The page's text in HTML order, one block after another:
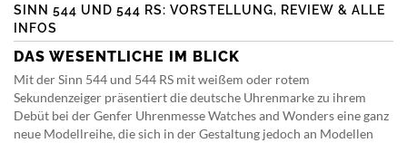
SINN 544 UND 544 RS: VORSTELLUNG, REVIEW & ALLE
INFOS
DAS WESENTLICHE IM BLICK
Mit der Sinn 544 und 544 RS mit weißem oder rotem
Sekundenzeiger präsentiert die deutsche Uhrenmarke zu ihrem
Debüt bei der Genfer Uhrenmesse Watches and Wonders eine ganz
neue Modellreihe, die sich in der Gestaltung jedoch an Modellen